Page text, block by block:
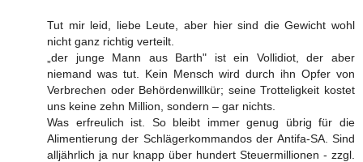
Tut mir leid, liebe Leute, aber hier sind die Gewicht wohl
nicht ganz richtig verteilt.
„der junge Mann aus Barth" ist ein Vollidiot, der aber
niemand was tut. Kein Mensch wird durch ihn Opfer von
Verbrechen oder Behördenwillkür; seine Trotteligkeit kostet
uns keine zehn Million, sondern – gar nichts.
Was erfreulich ist. So bleibt immer genug übrig für die
Alimentierung der Schlägerkommandos der Antifa-SA. Sind
alljährlich ja nur knapp über hundert Steuermillionen - zzgl.